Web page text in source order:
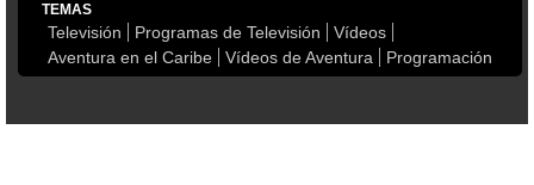
TEMAS
Televisión Programas de Televisión
Vídeos
Aventura en el Caribe
Vídeos de Aventura Programación